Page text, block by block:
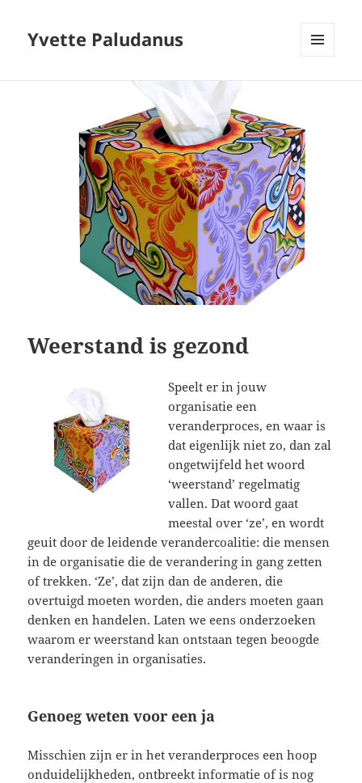
Yvette Paludanus
Weerstand is gezond
Speelt er in jouw
organisatie een
veranderproces, en waar is
dat eigenlijk niet zo, dan zal
ongetwijfeld het woord
‘weerstand’ regelmatig
vallen. Dat woord gaat
meestal over ‘ze’, en wordt
geuit door de leidende verandercoalitie: die mensen
in de organisatie die de verandering in gang zetten
of trekken. ‘Ze’, dat zijn dan de anderen, die
overtuigd moeten worden, die anders moeten gaan
denken en handelen. Laten we eens onderzoeken
waarom er weerstand kan ontstaan tegen beoogde
veranderingen in organisaties.
Genoeg weten voor een ja
Misschien zijn er in het veranderproces een hoop
onduidelijkheden, ontbreekt informatie of is nog